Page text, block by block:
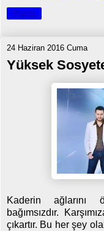
Paylaş
24 Haziran 2016 Cuma
Yüksek
Kaderin ağlarını
bağımsızdır.
çıkartır. Bu her şey